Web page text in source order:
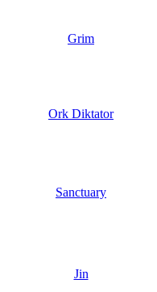
Grim
Ork Diktator
Sanctuary
Jin